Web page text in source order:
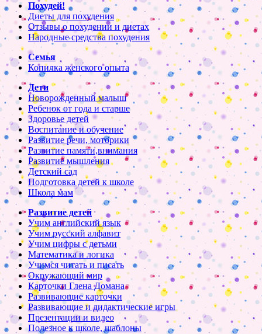
Похудей!
Диеты для похудения
Отзывы о похудении и диетах
Народные средства похудения
Семья
Копилка женского опыта
Дети
Новорожденный малыш
Ребенок от года и старше
Здоровье детей
Воспитание и обучение
Развитие речи, моторики
Развитие памяти,внимания
Развитие мышления
Детский сад
Подготовка детей к школе
Школа мам
Развитие детей
Учим английский язык
Учим русский алфавит
Учим цифры с детьми
Математика и логика
Учимся читать и писать
Окружающий мир
Карточки Глена Домана
Развивающие карточки
Развивающие и дидактические игры
Презентации и видео
Полезное к школе, шаблоны